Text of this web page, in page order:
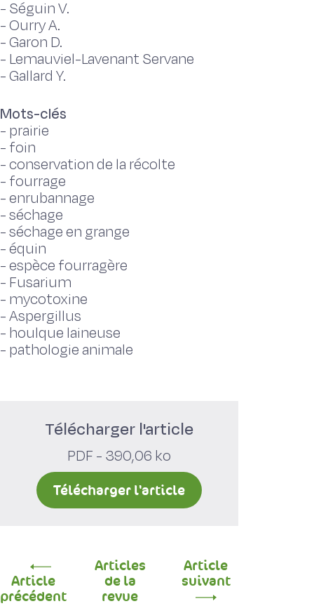
- Séguin V.
-Ourry A.
-Garon D.
- Lemauviel-Lavenant Servane
-Gallard Y.
Mots-clés
- prairie
- foin
-conservation de la récolte
- fourrage
-enrubannage
-séchage
-séchage en grange
-équin
-espèce fourragère
- Fusarium
- mycotoxine
-Aspergillus
- houlque laineuse
- pathologie animale
Télécharger l'article
PDF - 390,06 ko
Télécharger l'article
Article
précédent
Articles
de la
revue
Article
suivant